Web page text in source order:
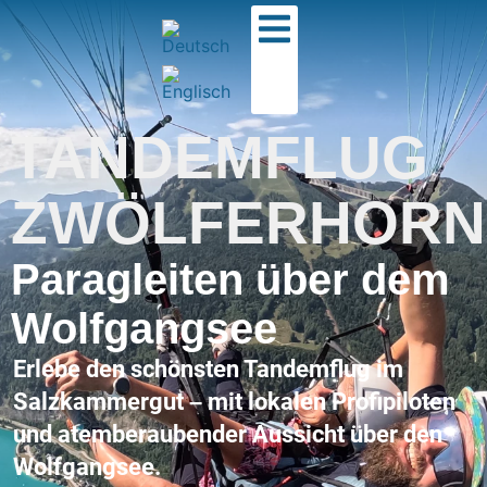
TANDEMFLUG
ZWÖLFERHORN
Paragleiten über dem
Wolfgangsee
Erlebe den schönsten Tandemflug im
Salzkammergut – mit lokalen Profipiloten
und atemberaubender Aussicht über den
Wolfgangsee.